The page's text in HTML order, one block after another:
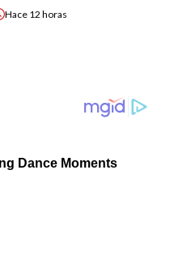
Hace 12 horas